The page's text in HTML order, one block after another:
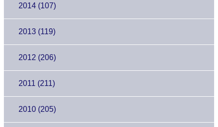
2014 (107)
2013 (119)
2012 (206)
2011 (211)
2010 (205)